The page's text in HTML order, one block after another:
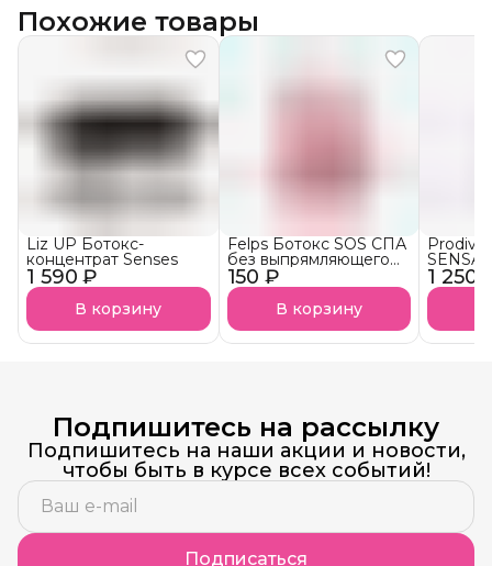
Похожие товары
1 590 ₽
Liz UP Ботокс-
концентрат Senses
В корзину
150 ₽
Felps Ботокс SOS СПА
без выпрямляющего
эффекта АКЦИЯ!
В корзину
1 250
Prodiva
Подпишитесь на рассылку
Подпишитесь на наши акции и новости,
чтобы быть в курсе всех событий!
Подписаться